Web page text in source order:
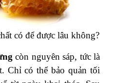
có để được lâu không?
còn nguyên sáp, tức là
Chỉ có thể bảo quản tối